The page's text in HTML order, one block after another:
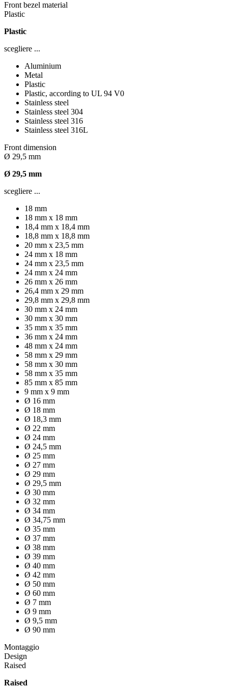
Front bezel material
Plastic
Plastic
scegliere ...
Aluminium
Metal
Plastic
Plastic, according to UL 94 V0
Stainless steel
Stainless steel 304
Stainless steel 316
Stainless steel 316L
Front dimension
Ø 29,5 mm
Ø 29,5 mm
scegliere ...
18 mm
18 mm x 18 mm
18,4 mm x 18,4 mm
18,8 mm x 18,8 mm
20 mm x 23,5 mm
24 mm x 18 mm
24 mm x 23,5 mm
24 mm x 24 mm
26 mm x 26 mm
26,4 mm x 29 mm
29,8 mm x 29,8 mm
30 mm x 24 mm
30 mm x 30 mm
35 mm x 35 mm
36 mm x 24 mm
48 mm x 24 mm
58 mm x 29 mm
58 mm x 30 mm
58 mm x 35 mm
85 mm x 85 mm
9 mm x 9 mm
Ø 16 mm
Ø 18 mm
Ø 18,3 mm
Ø 22 mm
Ø 24 mm
Ø 24,5 mm
Ø 25 mm
Ø 27 mm
Ø 29 mm
Ø 29,5 mm
Ø 30 mm
Ø 32 mm
Ø 34 mm
Ø 34,75 mm
Ø 35 mm
Ø 37 mm
Ø 38 mm
Ø 39 mm
Ø 40 mm
Ø 42 mm
Ø 50 mm
Ø 60 mm
Ø 7 mm
Ø 9 mm
Ø 9,5 mm
Ø 90 mm
Montaggio
Design
Raised
Raised